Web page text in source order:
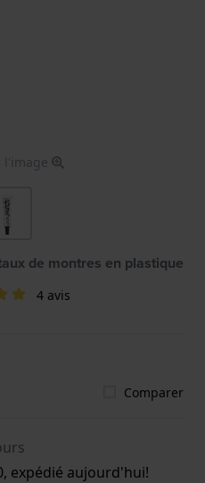
l'image
de montres en plastique
4 avis
Comparer
expédié aujourd'hui!